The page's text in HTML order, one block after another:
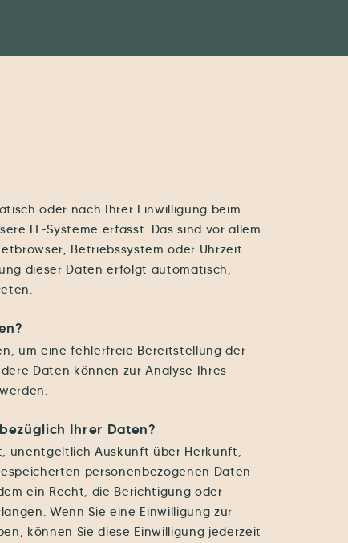
oder nach Ihrer Einwilligung beim
IT-Systeme erfasst. Das sind vor allem
Betriebssystem oder Uhrzeit
dieser Daten erfolgt automatisch,
um eine fehlerfreie Bereitstellung der
Daten können zur Analyse Ihres
Ihrer Daten?
unentgeltlich Auskunft über Herkunft,
personenbezogenen Daten
ein Recht, die Berichtigung oder
Wenn Sie eine Einwilligung zur
können Sie diese Einwilligung jederzeit